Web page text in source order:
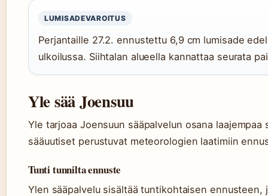
LUMISADEVAROITUS
Perjantaille 27.2. ennustettu 6,9 cm lumisade
ulkoilussa. Siihtalan alueella kannattaa seurata
Yle sää Joensuu
Yle tarjoaa Joensuun sääpalvelun osana
sääuutiset perustuvat meteorologien laatimiin
Tunti tunnilta ennuste
Ylen sääpalvelu sisältää tuntikohtaisen ennusteen,